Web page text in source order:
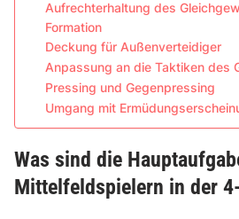
Aufrechterhaltung des
Formation
Deckung für Außenverteidiger
Anpassung an die Taktiken des
Pressing und Gegenpressing
Umgang mit
Was sind die
Mittelfeldspielern in der